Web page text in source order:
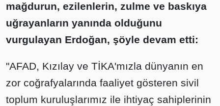
mağdurun, ezilenlerin, zulme ve baskıya
uğrayanların yanında olduğunu
vurgulayan Erdoğan, şöyle devam etti:
"AFAD, Kızılay ve TİKA'mızla dünyanın en
zor coğrafyalarında faaliyet gösteren sivil
toplum kuruluşlarımız ile ihtiyaç sahiplerinin